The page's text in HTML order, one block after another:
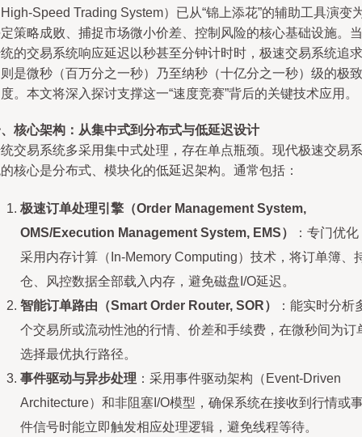
Speed Trading System）已从“锦上添花”的辅助工具演变
策略成败、捕捉市场微小价差、控制风险的核心基础设施。当
的交易系统响应延迟以秒甚至分钟计时时，极速交易系统追求
是微秒（百万分之一秒）乃至纳秒（十亿分之一秒）级的极致
。本文将深入探讨支撑这一“速度竞赛”背后的关键技术应用。
核心架构：从集中式到分布式与低延迟设计
交易系统多采用集中式处理，存在单点瓶颈。现代极速交易系
核心是分布式、模块化的低延迟架构。通常包括：
极速订单处理引擎（Order Management System,
OMS/Execution Management System, EMS）
：专门优化
采用内存计算（In-Memory Computing）技术，将订单簿、
仓、风控数据全部载入内存，避免磁盘I/O延迟。
智能订单路由（Smart Order Router, SOR）
：能实时分析
个交易所或流动性池的行情、价差和手续费，在微秒间为订
选择最优执行路径。
事件驱动与异步处理 ：采用事件驱动架构（Event-Driven
Architecture）和非阻塞I/O模型，确保系统在接收到行情或
件信号时能立即触发相应处理逻辑，避免线程等待。